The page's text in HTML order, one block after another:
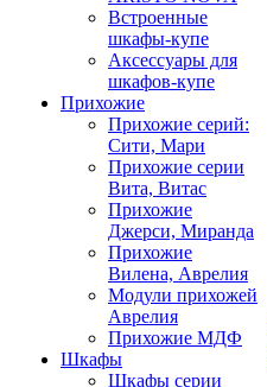
Встроенные
шкафы-купе
Аксессуары для
шкафов-купе
Прихожие
Прихожие серий:
Сити, Мари
Прихожие серии
Вита, Витас
Прихожие
Джерси, Миранда
Прихожие
Вилена, Аврелия
Модули прихожей
Аврелия
Прихожие МДФ
Шкафы
Шкафы серии